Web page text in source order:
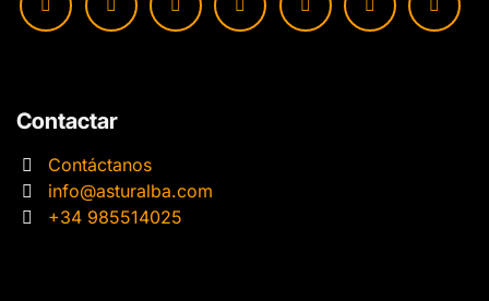
Contactar
Contáctanos
info@asturalba.com
+34 985514025